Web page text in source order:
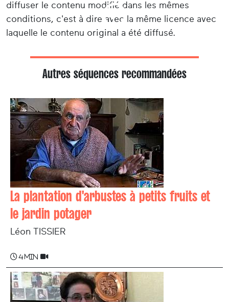
diffuser le contenu modifié dans les mêmes
conditions, c'est à dire avec la même licence avec
laquelle le contenu original a été diffusé.
Autres séquences recommandées
La plantation d'arbustes à petits fruits et
le jardin potager
Léon TISSIER
4 min